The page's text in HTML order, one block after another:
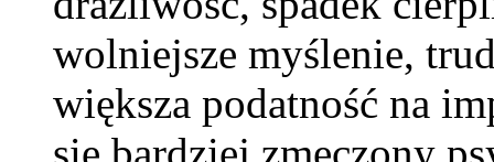
wolniejsze myślenie,
większa podatność na
się bardziej zmęczony